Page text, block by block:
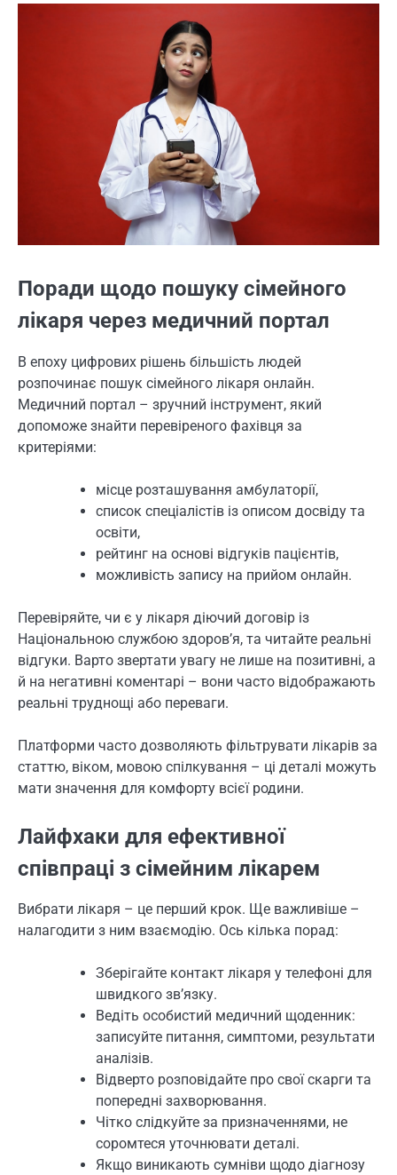
Поради щодо пошуку сімейного
лікаря через медичний портал
В епоху цифрових рішень більшість людей
розпочинає пошук сімейного лікаря онлайн.
Медичний портал – зручний інструмент, який
допоможе знайти перевіреного фахівця за
критеріями:
місце розташування амбулаторії,
список спеціалістів із описом досвіду та
освіти,
рейтинг на основі відгуків пацієнтів,
можливість запису на прийом онлайн.
Перевіряйте, чи є у лікаря діючий договір із
Національною службою здоров’я, та читайте реальні
відгуки. Варто звертати увагу не лише на позитивні, а
й на негативні коментарі – вони часто відображають
реальні труднощі або переваги.
Платформи часто дозволяють фільтрувати лікарів за
статтю, віком, мовою спілкування – ці деталі можуть
мати значення для комфорту всієї родини.
Лайфхаки для ефективної
співпраці з сімейним лікарем
Вибрати лікаря – це перший крок. Ще важливіше –
налагодити з ним взаємодію. Ось кілька порад:
Зберігайте контакт лікаря у телефоні для
швидкого зв’язку.
Ведіть особистий медичний щоденник:
записуйте питання, симптоми, результати
аналізів.
Відверто розповідайте про свої скарги та
попередні захворювання.
Чітко слідкуйте за призначеннями, не
соромтеся уточнювати деталі.
Якщо виникають сумніви щодо діагнозу